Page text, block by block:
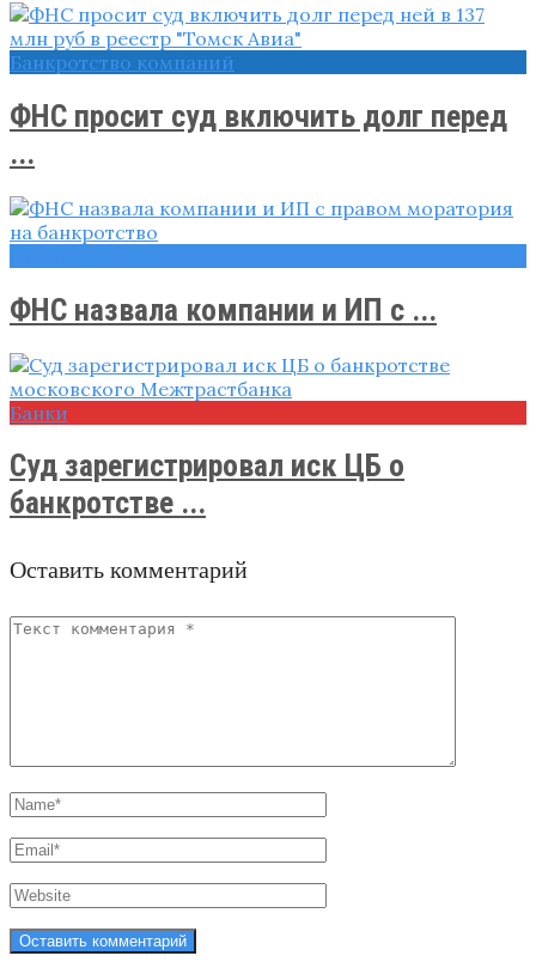
Банкротство компаний
ФНС просит суд включить долг перед
...
ФНС назвала компании и ИП с ...
Банки
Суд зарегистрировал иск ЦБ о
банкротстве ...
Оставить комментарий